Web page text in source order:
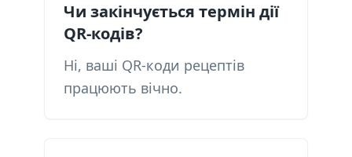
Чи закінчується термін дії
QR-кодів?
Ні, ваші QR-коди рецептів
працюють вічно.